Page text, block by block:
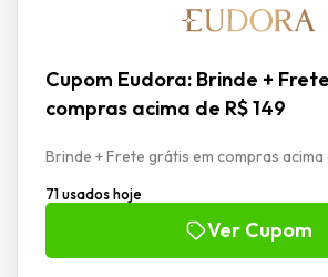
Cupom Eudora: Brinde +
compras acima de R$ 149
Brinde + Frete grátis em compras acima
71 usados hoje
Ver Cupom